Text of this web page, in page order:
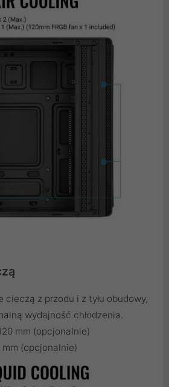
cieczą z przodu i z tyłu obudowy,
wydajność chłodzenia.
mm (opcjonalnie)
mm (opcjonalnie)